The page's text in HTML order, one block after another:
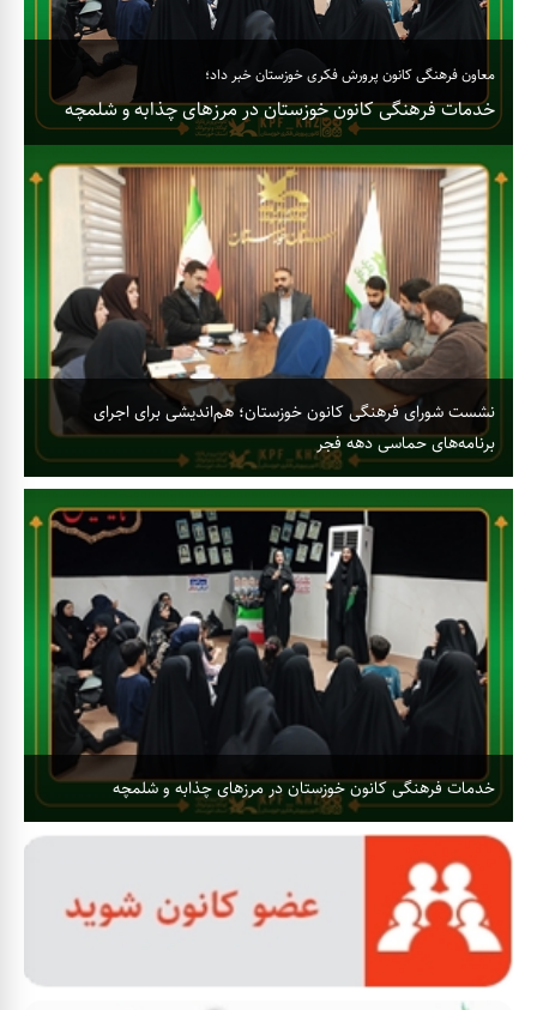
نشست شورای فرهنگی کانون خوزستان؛ هم‌اندیشی برای اجرای
برنامه‌های حماسی دهه فجر
خدمات فرهنگی کانون خوزستان در مرزهای چذابه و شلمچه
معاون فرهنگی کانون پرورش فکری خوزستان خبر داد؛
خدمات فرهنگی کانون خوزستان در مرزهای چذابه و شلمچه